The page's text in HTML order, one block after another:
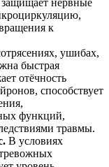
к
ушибах,
быстрая
отёчность
способствует
функций,
травмы.
В условиях